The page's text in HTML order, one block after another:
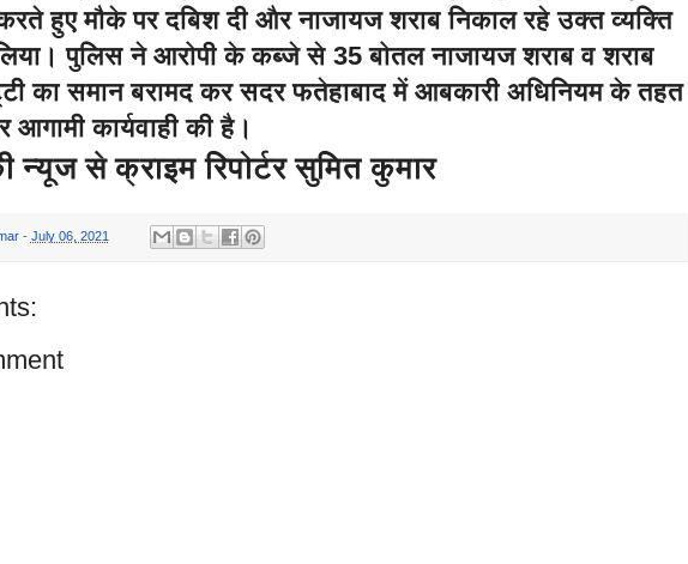
करते हुए मौके पर दबिश दी और नाजायज शराब निकाल रहे उक्त व्यक्ति
पुलिस ने आरोपी के कब्जे से 35 बोतल नाजायज शराब व शराब
का समान बरामद कर सदर फतेहाबाद में आबकारी अधिनियम के तहत
आगामी कार्यवाही की है।
न्यूज से क्राइम रिपोर्टर सुमित कुमार
- July 06, 2021